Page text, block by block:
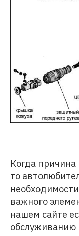
Когда причина
то
важного
нашем сайте
обслуживанию